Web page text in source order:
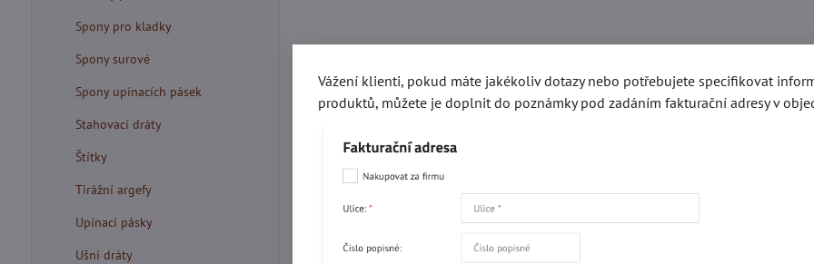
Spony pro kladky
Spony surové
Spony upínacích pásek
Stahovací dráty
Štítky
Tirážní argefy
Upínací pásky
Ušní dráty
Vážení klienti, pokud máte jakékoliv dotazy nebo potřebujete specifikovat
produktů, můžete je doplnit do poznámky pod zadáním fakturační adresy v